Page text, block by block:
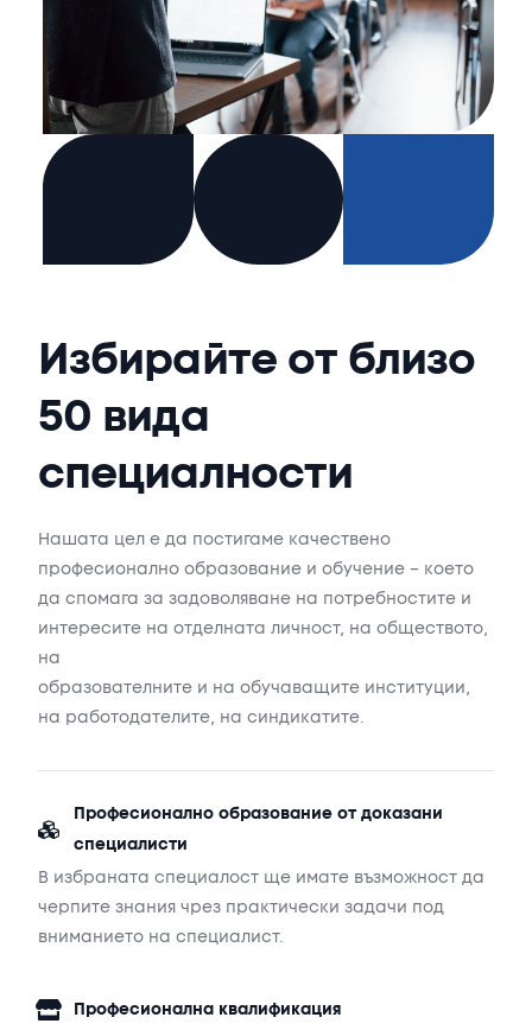
Избирайте от близо
50 вида
специалности
Нашата цел е да постигаме качествено
професионално образование и обучение – което
да спомага за задоволяване на потребностите и
интересите на отделната личност, на обществото,
на
образователните и на обучаващите институции,
на работодателите, на синдикатите.
Професионално образование от доказани
специалисти
В избраната специалост ще имате възможност да
черпите знания чрез практически задачи под
вниманието на специалист.
Професионална квалификация